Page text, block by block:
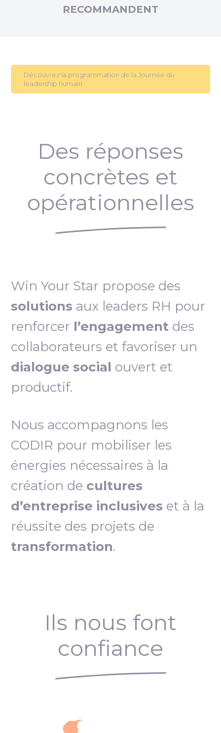
RECOMMANDENT
Découvrez la programmation de la Journée du
leadership humain
Des réponses
concrètes et
opérationnelles
Win Your Star propose des
solutions aux leaders RH pour
renforcer l’engagement des
collaborateurs et favoriser un
dialogue social ouvert et
productif.
Nous accompagnons les
CODIR pour mobiliser les
énergies nécessaires à la
création de cultures
d’entreprise inclusives et à la
réussite des projets de
transformation.
Ils nous font
confiance